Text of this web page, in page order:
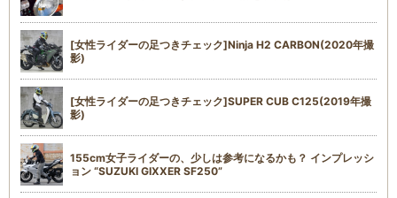
[女性ライダーの足つきチェック]Ninja H2 CARBON(2020年撮
影)
[女性ライダーの足つきチェック]SUPER CUB C125(2019年撮
影)
155cm女子ライダーの、少しは参考になるかも？ インプレッシ
ョン “SUZUKI GIXXER SF250”